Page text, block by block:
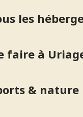
les
faire à
& nature
- PRÉVOL
d'un
offre une
contemplez
Réservable